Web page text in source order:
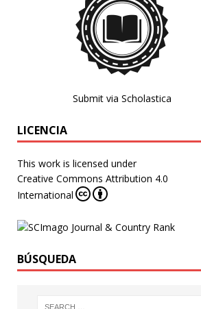
Submit via Scholastica
LICENCIA
This work is licensed under
Creative Commons Attribution 4.0
International
BÚSQUEDA